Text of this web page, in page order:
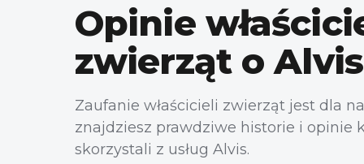
Opinie
zwierząt o Alvis
Zaufanie właścicieli zwierząt jest dla
znajdziesz prawdziwe historie i opinie
skorzystali z usług Alvis.